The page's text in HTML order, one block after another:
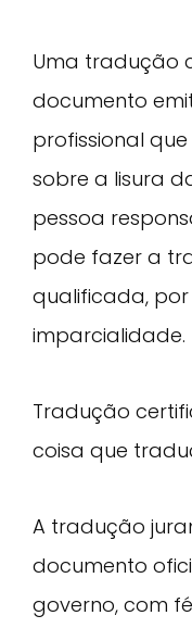
Uma tradução
documento
profissional
sobre a lisura
pessoa
pode fazer a
qualificada,
imparcialidade.
Tradução
coisa que
A tradução
documento
governo, com